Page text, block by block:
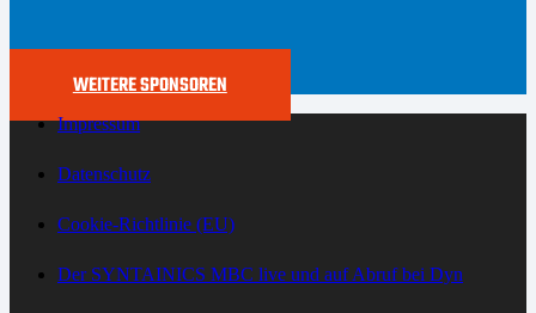
WEITERE SPONSOREN
Impressum
Datenschutz
Cookie-Richtlinie (EU)
Der SYNTAINICS MBC live und auf Abruf bei Dyn